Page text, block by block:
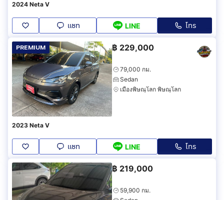
2024 Neta V
แชท LINE โทร
PREMIUM ฿ 229,000
79,000 กม.
Sedan
เมืองพิษณุโลก พิษณุโลก
2023 Neta V
แชท LINE โทร
฿ 219,000
59,900 กม.